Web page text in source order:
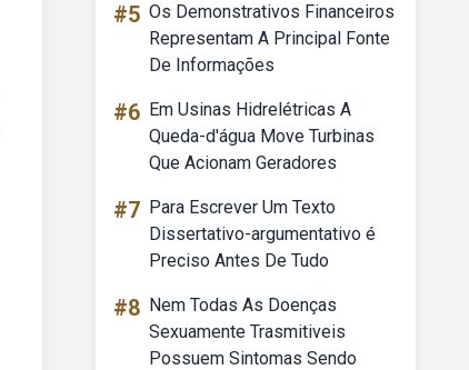
#5 Os Demonstrativos Financeiros
Representam A Principal Fonte
De Informações
#6 Em Usinas Hidrelétricas A
Queda-d'água Move Turbinas
Que Acionam Geradores
#7 Para Escrever Um Texto
Dissertativo-argumentativo é
Preciso Antes De Tudo
#8 Nem Todas As Doenças
Sexuamente Trasmitiveis
Possuem Sintomas Sendo